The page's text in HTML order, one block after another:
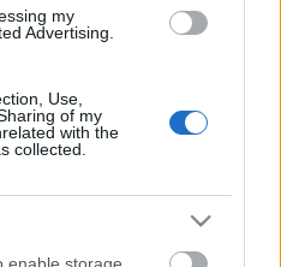
my
Advertising.
Use,
of my
with the
collected.
enable storage